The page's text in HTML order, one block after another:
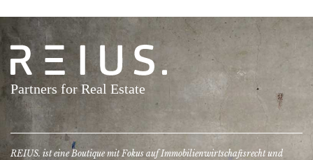
REIUS. ist eine Boutique mit Fokus auf Immobilien­wirtschafts­recht und